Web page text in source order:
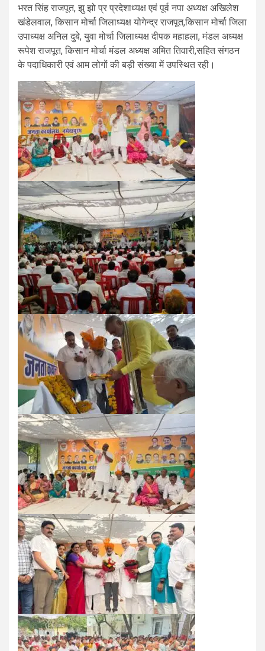
भरत सिंह राजपूत, झु झो प्र प्रदेशाध्यक्ष एवं पूर्व नपा अध्यक्ष अखिलेश
खंडेलवाल, किसान मोर्चा जिलाध्यक्ष योगेन्द्र राजपूत,किसान मोर्चा जिला
उपाध्यक्ष अनिल दुबे, युवा मोर्चा जिलाध्यक्ष दीपक महाहला, मंडल अध्यक्ष
रूपेश राजपूत, किसान मोर्चा मंडल अध्यक्ष अमित तिवारी,सहित संगठन
के पदाधिकारी एवं आम लोगों की बड़ी संख्या में उपस्थित रही।